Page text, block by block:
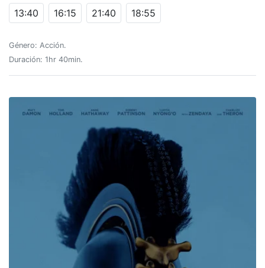
13:40
16:15 21:40
18:55
Género: Acción.
Duración: 1hr 40min.